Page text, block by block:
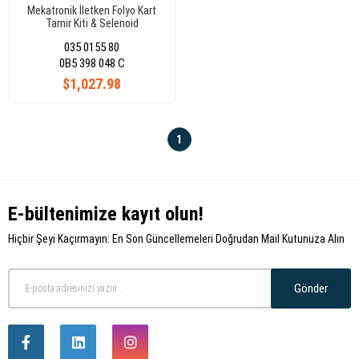
Mekatronik İletken Folyo Kart
Tamir Kiti & Selenoid
0B5398048C
035 0155 80
$1,027.98
0B5 398 048 C
1
E-bültenimize kayıt olun!
Hiçbir Şeyi Kaçırmayın: En Son Güncellemeleri Doğrudan Mail Kutunuza Alın
Gönder